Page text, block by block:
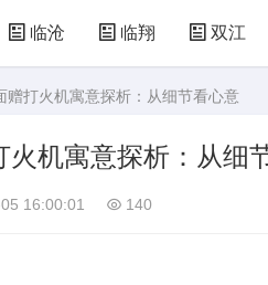
临沧 临翔 双江
赠打火机寓意探析：从细节看心意
机寓意探析：从细
16:00:01 140